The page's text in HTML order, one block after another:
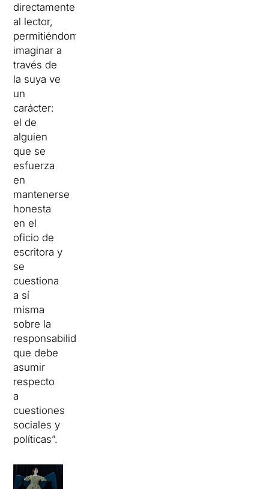
directamente
al lector,
permitiéndome
imaginar a
través de
la suya ve
un
carácter:
el de
alguien
que se
esfuerza
en
mantenerse
honesta
en el
oficio de
escritora y
se
cuestiona
a sí
misma
sobre la
responsabilidad
que debe
asumir
respecto
a
cuestiones
sociales y
políticas”.